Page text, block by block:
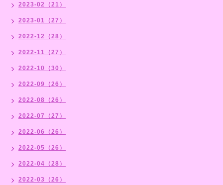
2023-02（21）
2023-01（27）
2022-12（28）
2022-11（27）
2022-10（30）
2022-09（26）
2022-08（26）
2022-07（27）
2022-06（26）
2022-05（26）
2022-04（28）
2022-03（26）